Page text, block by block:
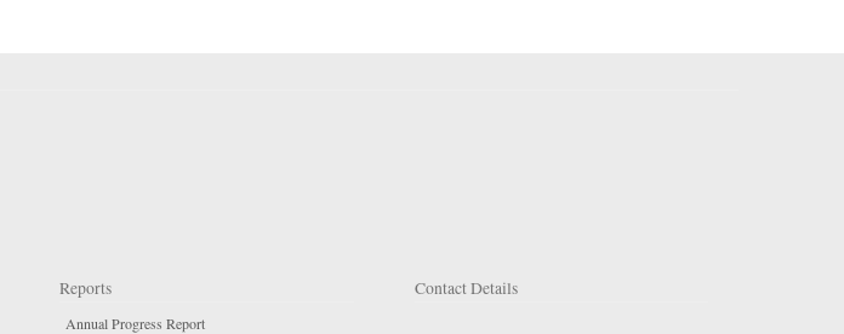
Reports
Annual Progress Report
Contact Details